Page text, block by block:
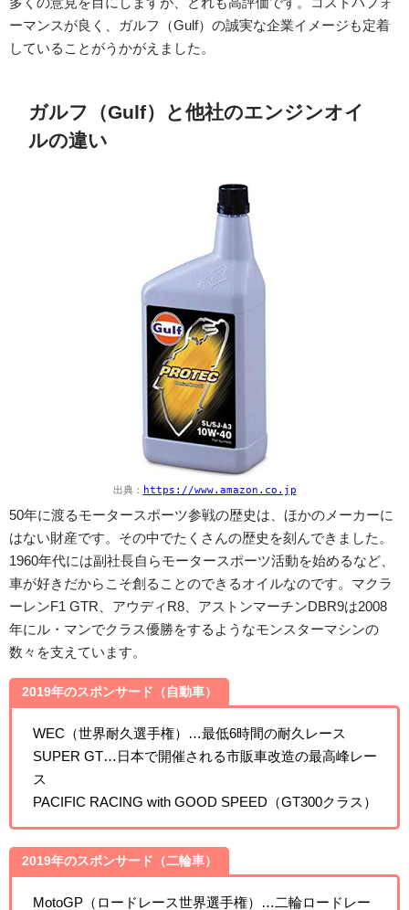
ーマンスが良く、ガルフ（Gulf）の誠実な企業イメージも定着
していることがうかがえました。
ガルフ（Gulf）と他社のエンジンオイ
ルの違い
出典： https://www.amazon.co.jp
50年に渡るモータースポーツ参戦の歴史は、ほかのメーカーに
はない財産です。その中でたくさんの歴史を刻んできました。
1960年代には副社長自らモータースポーツ活動を始めるなど、
車が好きだからこそ創ることのできるオイルなのです。マクラ
ーレンF1 GTR、アウディR8、アストンマーチンDBR9は2008
年にル・マンでクラス優勝をするようなモンスターマシンの
数々を支えています。
2019年のスポンサード（自動車）
WEC（世界耐久選手権）…最低6時間の耐久レース
SUPER GT…日本で開催される市販車改造の最高峰レー
ス
PACIFIC RACING with GOOD SPEED（GT300クラス）
2019年のスポンサード（二輪車）
MotoGP（ロードレース世界選手権）…二輪ロードレー